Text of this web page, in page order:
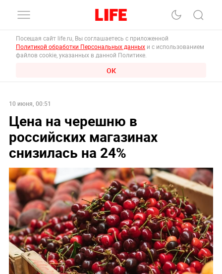
Посещая сайт life.ru, Вы соглашаетесь с приложенной
Политикой обработки Персональных данных и с использованием
файлов cookie, указанных в данной Политике.
ОК
10 июня, 00:51
Цена на черешню в
российских магазинах
снизилась на 24%